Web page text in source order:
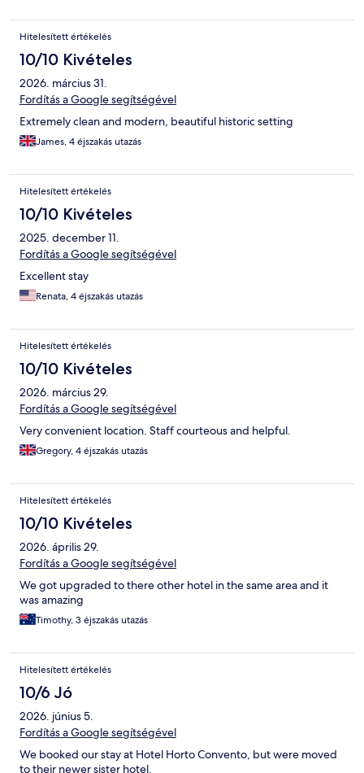
Hitelesített értékelés
10/10 Kivételes
2026. március 31.
Fordítás a Google segítségével
Extremely clean and modern, beautiful historic setting
James, 4 éjszakás utazás
Hitelesített értékelés
10/10 Kivételes
2025. december 11.
Fordítás a Google segítségével
Excellent stay
Renata, 4 éjszakás utazás
Hitelesített értékelés
10/10 Kivételes
2026. március 29.
Fordítás a Google segítségével
Very convenient location. Staff courteous and helpful.
Gregory, 4 éjszakás utazás
Hitelesített értékelés
10/10 Kivételes
2026. április 29.
Fordítás a Google segítségével
We got upgraded to there other hotel in the same area and it
was amazing
Timothy, 3 éjszakás utazás
Hitelesített értékelés
10/6 Jó
2026. június 5.
Fordítás a Google segítségével
We booked our stay at Hotel Horto Convento, but were moved
to their newer sister hotel,